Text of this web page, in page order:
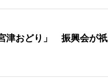
津おどり」 振興会が祇